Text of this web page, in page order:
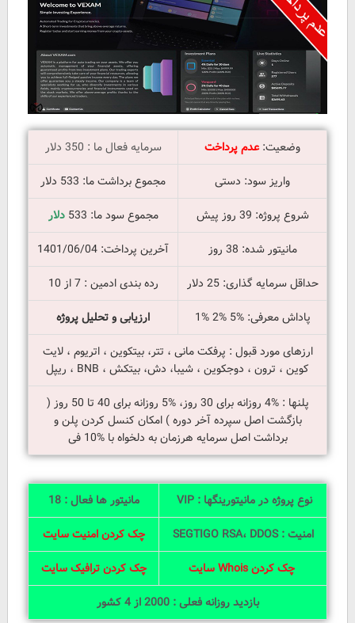
وضعیت:عدم پرداخت
سرمایه فعال ما : 350 دلار
واریز سود: دستی
مجموع برداشت ما: 533 دلار
شروع پروژه: 39 روز پیش
مجموع سود ما: 533
دلار
مانیتور شده: 38 روز
آخرین پرداخت: 1401/06/04
حداقل سرمایه گذاری: 25 دلار
رده بندی ادمین : 7 از 10
پاداش معرفی: %5 %2 %1
ارزیابی و تحلیل پروژه
ارزهای مورد قبول : پرفکت مانی ، تتر، بیتکوین ، اتریوم ، لایت
کوین ، ترون ، دوجکوین ، شیبا، دش، بیتکش ، BNB ، ریپل
پلنها : %4 روزانه برای 30 روز، %5 روزانه برای 40 تا 50 روز (
بازگشت اصل سپرده آخر دوره ) امکان کنسل کردن پلن و
برداشت اصل سرمایه هرزمان به دلخواه با %10 فی
نوع پروژه در مانیتورینگها : VIP
مانیتور ها فعال : 18
امنیت : SEGTIGO RSA، DDOS
چک کردن امنیت سایت
چک کردن Whois سایت
چک کردن ترافیک سایت
بازدید روزانه فعلی : 2000 از 4 کشور